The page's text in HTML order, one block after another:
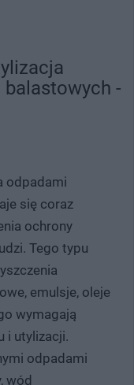
balastowych -
odpadami
się coraz
ochrony
Tego typu
emulsje, oleje
wymagają
i utylizacji.
odpadami
wód